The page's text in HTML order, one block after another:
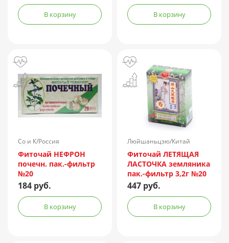
В корзину В корзину
Со и К/Россия
Фиточай НЕФРОН
почечн. пак.-фильтр
№20
184 руб.
В корзину
Люйшаньцзю/Китай
Фиточай ЛЕТЯЩАЯ
ЛАСТОЧКА земляника
пак.-фильтр 3,2г №20
447 руб.
В корзину